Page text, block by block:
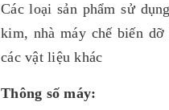
Các loại sản phẩm sử
kim, nhà máy chế biến
các vật liệu khác
Thông số máy: